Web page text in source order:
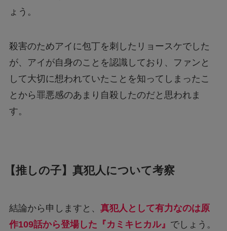
ょう。
殺害のためアイに包丁を刺したリョースケでした
が、アイが自身のことを認識しており、ファンと
して大切に想われていたことを知ってしまったこ
とから罪悪感のあまり自殺したのだと思われま
す。
【推しの子】真犯人について考察
結論から申しますと、 真犯人として有力なのは原
作109話から登場した『カミキヒカル』 でしょう。